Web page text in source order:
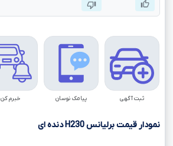
ثبت آگهی پیامک نوسان خبرم کن
نمودار قیمت برلیانسH230دنده ای